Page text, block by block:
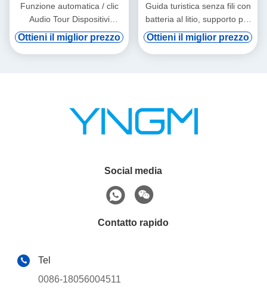
Funzione automatica / clic
Audio Tour Dispositivi
Asciugatura orecchie
Ottieni il miglior prezzo
Guida turistica senza fili con
batteria al litio, supporto per
vod digitale e induzione
automatica
Ottieni il miglior prezzo
Social media
Contatto rapido
Tel
0086-18056004511